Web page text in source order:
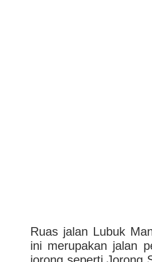
Ruas jalan Lubuk
ini merupakan jalan